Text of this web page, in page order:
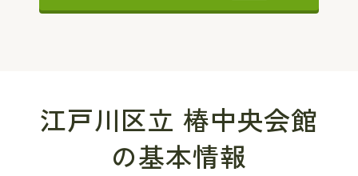
江戸川区立 椿中央会館
の基本情報